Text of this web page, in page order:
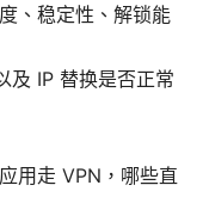
、稳定性、解锁能
及 IP 替换是否正常
用走 VPN，哪些直